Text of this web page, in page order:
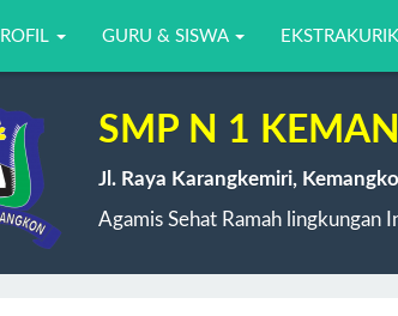
GURU & SISWA
SMP N 1
Jl. Raya Karangkemiri,
Agamis Sehat Ramah lingkungan